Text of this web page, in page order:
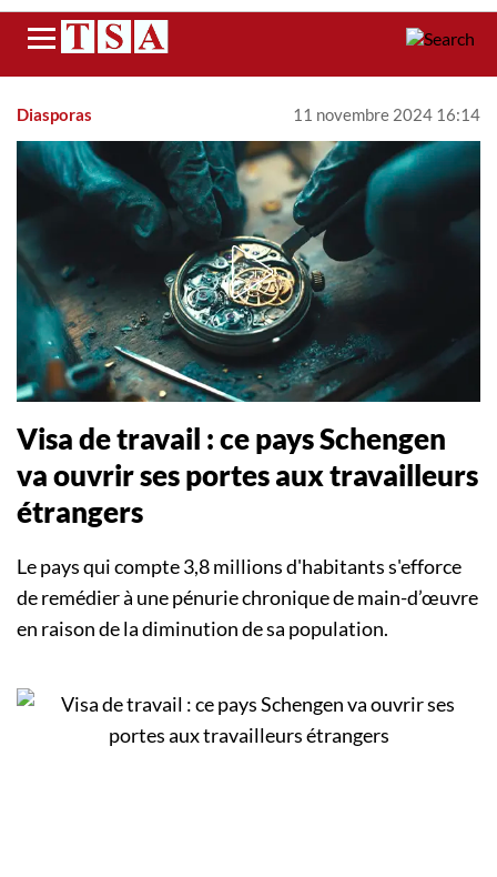
Menu
Diasporas 11 novembre 2024 16:14
Visa de travail : ce pays Schengen
va ouvrir ses portes aux travailleurs
étrangers
Le pays qui compte 3,8 millions d'habitants s'efforce
de remédier à une pénurie chronique de main-d’œuvre
en raison de la diminution de sa population.